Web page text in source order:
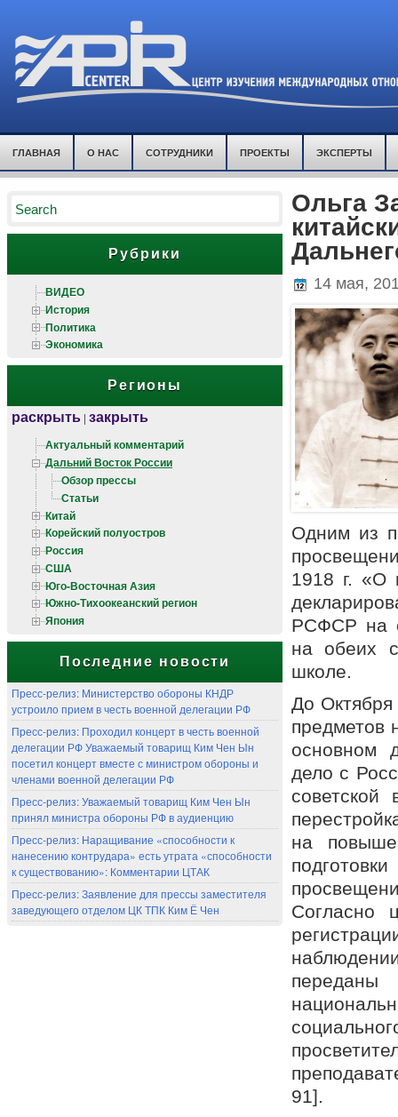
ГЛАВНАЯ О НАС СОТРУДНИКИ ПРОЕКТЫ ЭКСПЕРТЫ
Рубрики
ВИДЕО
История
Политика
Экономика
Регионы
раскрыть | закрыть
Актуальный комментарий
Дальний Восток России
Обзор прессы
Статьи
Китай
Корейский полуостров
Россия
США
Юго-Восточная Азия
Южно-Тихоокеанский регион
Япония
Последние новости
Пресс-релиз: Министерство обороны КНДР
устроило прием в честь военной делегации РФ
Пресс-релиз: Проходил концерт в честь военной
делегации РФ Уважаемый товарищ Ким Чен Ын
посетил концерт вместе с министром обороны и
членами военной делегации РФ
Пресс-релиз: Уважаемый товарищ Ким Чен Ын
принял министра обороны РФ в аудиенцию
Пресс-релиз: Наращивание «способности к
нанесению контрудара» есть утрата «способности
к существованию»: Комментарии ЦТАК
Пресс-релиз: Заявление для прессы заместителя
заведующего отделом ЦК ТПК Ким Ё Чен
Ольга
14 мая,
Одним из
1918 г. «О
РСФСР на
на обеих
школе.
До
предметов
основном
дело с
на
Согласно
91].